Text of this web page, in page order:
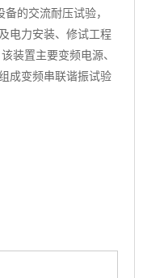
的交流耐压试验，
电力安装、修试工程
装置主要变频电源、
成变频串联谐振试验